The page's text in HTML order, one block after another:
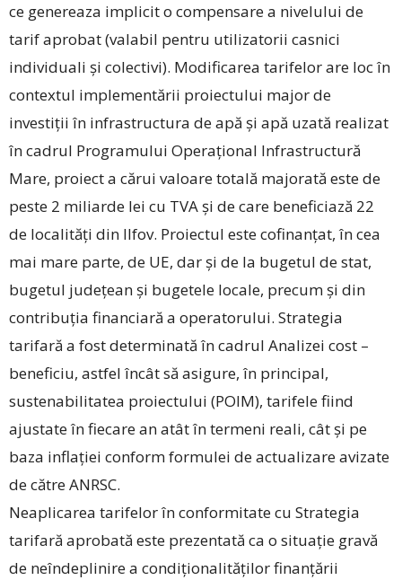
ce genereaza implicit o compensare a nivelului de
tarif aprobat (valabil pentru utilizatorii casnici
individuali și colectivi). Modificarea tarifelor are loc în
contextul implementării proiectului major de
investiții în infrastructura de apă și apă uzată realizat
în cadrul Programului Operațional Infrastructură
Mare, proiect a cărui valoare totală majorată este de
peste 2 miliarde lei cu TVA și de care beneficiază 22
de localități din Ilfov. Proiectul este cofinanțat, în cea
mai mare parte, de UE, dar și de la bugetul de stat,
bugetul județean și bugetele locale, precum și din
contribuția financiară a operatorului. Strategia
tarifară a fost determinată în cadrul Analizei cost –
beneficiu, astfel încât să asigure, în principal,
sustenabilitatea proiectului (POIM), tarifele fiind
ajustate în fiecare an atât în termeni reali, cât și pe
baza inflației conform formulei de actualizare avizate
de către ANRSC.
Neaplicarea tarifelor în conformitate cu Strategia
tarifară aprobată este prezentată ca o si­tuație gravă
de neîndeplinire a condiționalităților finanțării